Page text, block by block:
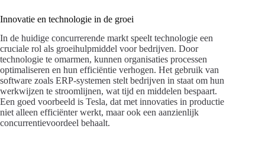
Innovatie en technologie in de groei
In de huidige concurrerende markt speelt technologie een
cruciale rol als groeihulpmiddel voor bedrijven. Door
technologie te omarmen, kunnen organisaties processen
optimaliseren en hun efficiëntie verhogen. Het gebruik van
software zoals ERP-systemen stelt bedrijven in staat om hun
werkwijzen te stroomlijnen, wat tijd en middelen bespaart.
Een goed voorbeeld is Tesla, dat met innovaties in productie
niet alleen efficiënter werkt, maar ook een aanzienlijk
concurrentievoordeel behaalt.